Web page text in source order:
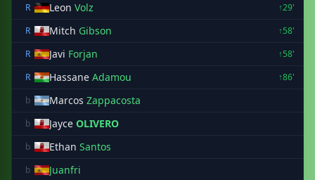
R
Leon Volz
↑29'
R
Mitch Gibson
↑58'
R
Javi Forjan
↑58'
R
Hassane Adamou
↑86'
b
Marcos Zappacosta
b Jayce OLIVERO
b Ethan Santos
b Juanfri